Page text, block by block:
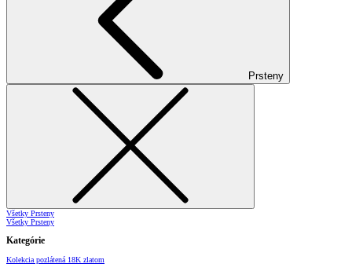
Prsteny
Všetky Prsteny
Všetky Prsteny
Kategórie
Kolekcia pozlátená 18K zlatom